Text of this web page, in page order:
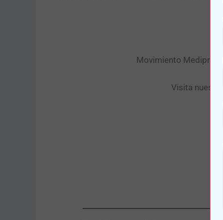
Movimiento Mediprax.
Visita